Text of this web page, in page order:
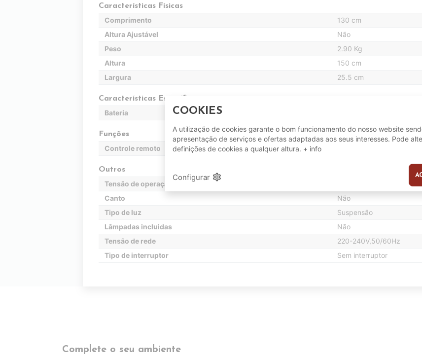
Características Físicas
Comprimento
130 cm
Altura Ajustável
Não
Peso
2.90 Kg
Altura
150 cm
Largura
25.5 cm
Características Específicas
Bateria
Funções
Controle remoto
Outros
Tensão de operação
Canto
Não
Tipo de luz
Suspensão
Lâmpadas incluidas
Não
Tensão de rede
220-240V,50/60Hz
Tipo de interruptor
Sem interruptor
Complete o seu ambiente
COOKIES
A utilização de cookies garante o bom funcionamento do nosso website
apresentação de serviços e ofertas adaptadas aos seus interesses. Pode
definições de cookies a qualquer altura. + info
Configurar settings